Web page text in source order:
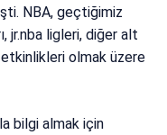
NBA, geçtiğimiz
jr.nba ligleri, diğer alt
olmak üzere
bilgi almak için